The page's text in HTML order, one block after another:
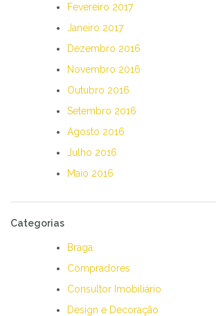
Fevereiro 2017
Janeiro 2017
Dezembro 2016
Novembro 2016
Outubro 2016
Setembro 2016
Agosto 2016
Julho 2016
Maio 2016
Categorias
Braga
Compradores
Consultor Imobiliário
Design e Decoração